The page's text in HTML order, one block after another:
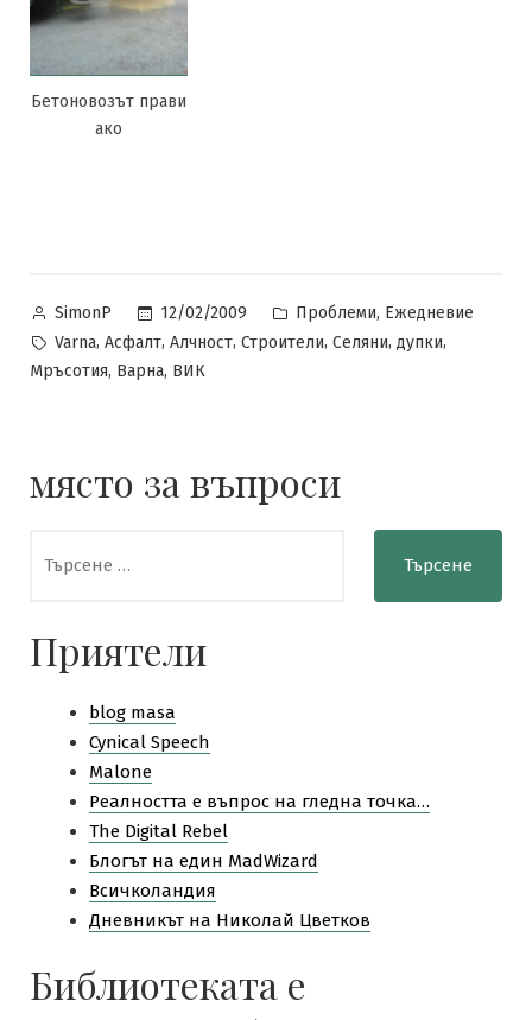
Бетоновозът прави
ако
Posted
by
SimonP 12/02/2009
Posted
in
Проблеми, Ежедневие
Tags:
Varna, Асфалт, Алчност, Строители, Селяни, дупки,
Мръсотия, Варна, ВИК
място за въпроси
за:
Приятели
blog masa
Cynical Speech
Malone
Pеалността е въпрос на гледна точка…
The Digital Rebel
Блогът на един MadWizard
Всичколандия
Дневникът на Николай Цветков
Библиотеката е